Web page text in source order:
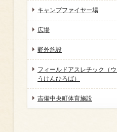
キャンプファイヤー場
広場
野外施設
フィールドアスレチック（
うけんひろば）
吉備中央町体育施設